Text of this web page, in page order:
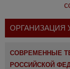
СОВРЕМЕННЫЕ
РОССИЙСКОЙ